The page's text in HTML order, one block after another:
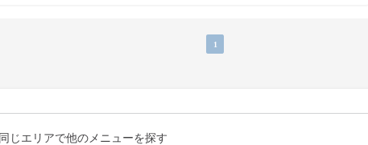
1
同じエリアで他のメニューを探す